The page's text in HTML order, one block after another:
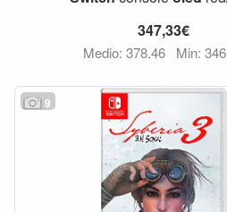
347,33€
Medio: 378,46 Min:
9